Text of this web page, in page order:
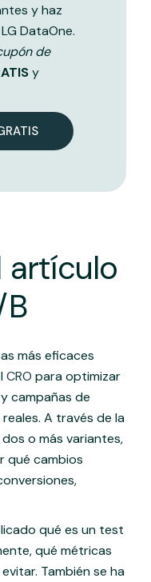
y haz
DataOne.
de
y
artículo
más eficaces
CRO para optimizar
campañas de
A través de la
o más variantes,
qué cambios
qué es un test
qué métricas
También se ha